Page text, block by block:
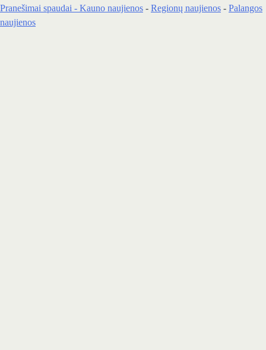
Pranešimai spaudai - Kauno naujienos - Regionų naujienos - Palangos
naujienos